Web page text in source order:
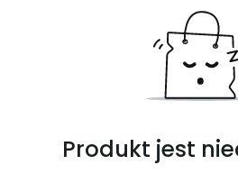
Produkt jest